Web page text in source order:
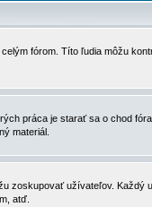
fórom. Títo ľudia môžu
práca je starať sa o chod
materiál.
zoskupovať užívateľov.
atď.